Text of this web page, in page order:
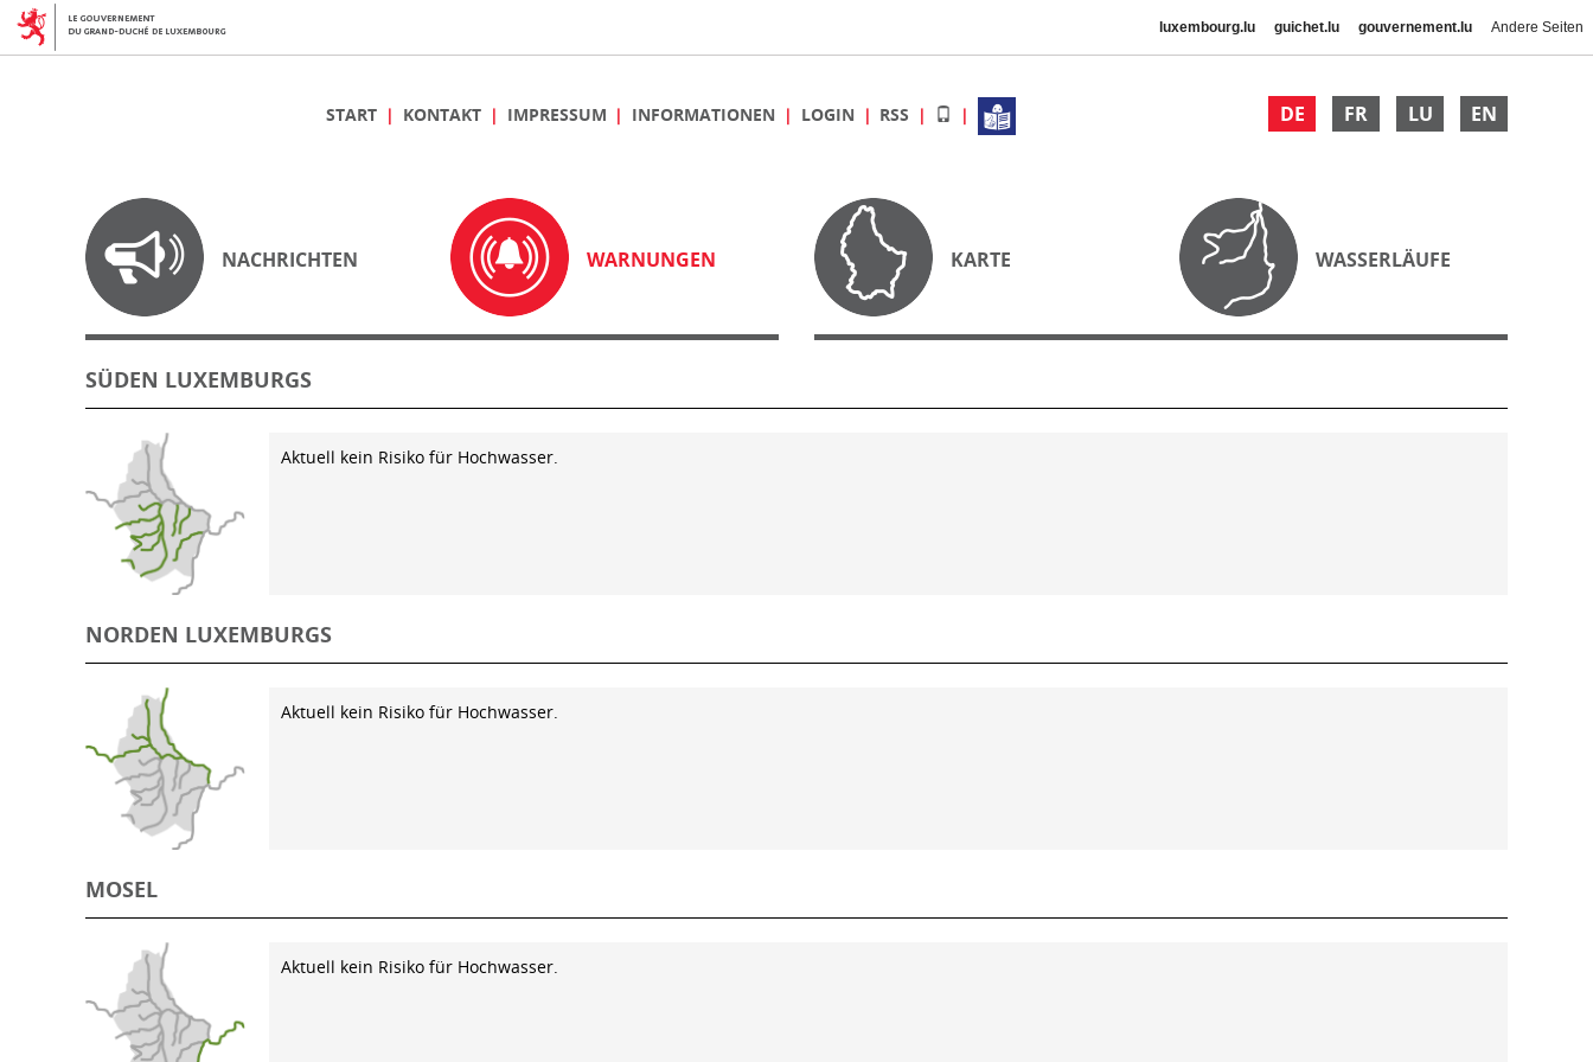
luxembourg.lu guichet.lu gouvernement.lu Andere Seiten
DE FR LU EN
START KONTAKT IMPRESSUM INFORMATIONEN LOGIN RSS
NACHRICHTEN WARNUNGEN KARTE WASSERLÄUFE
SÜDEN LUXEMBURGS
Aktuell kein Risiko für Hochwasser.
NORDEN LUXEMBURGS
Aktuell kein Risiko für Hochwasser.
MOSEL
Aktuell kein Risiko für Hochwasser.